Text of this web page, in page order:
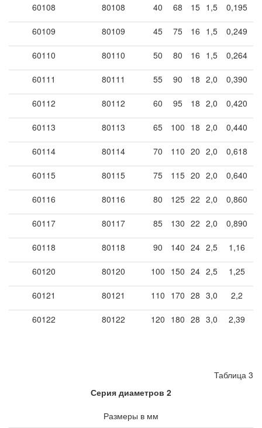
60108 80108 40 68 15 1,5 0,195
60109 80109 45 75 16 1,5 0,249
60110 80110 50 80 16 1,5 0,264
60111 80111 55 90 18 2,0 0,390
60112 80112 60 95 18 2,0 0,420
60113 80113 65 100 18 2,0 0,440
60114 80114 70 110 20 2,0 0,618
60115 80115 75 115 20 2,0 0,640
60116 80116 80 125 22 2,0 0,860
60117 80117 85 130 22 2,0 0,890
60118 80118 90 140 24 2,5 1,16
60120 80120 100 150 24 2,5 1,25
60121 80121 110 170 28 3,0 2,2
60122 80122 120 180 28 3,0 2,39
Таблица 3
Серия диаметров 2
Размеры в мм